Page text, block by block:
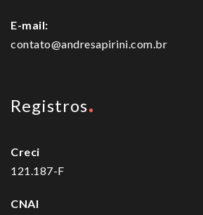
E-mail:
contato@andresapirini.com.br
Registros
Creci
121.187-F
CNAI